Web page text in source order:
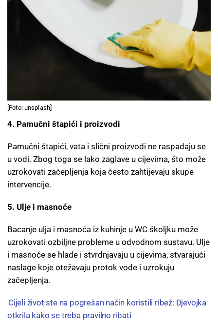
[Foto: unsplash]
4. Pamučni štapići i proizvodi
Pamučni štapići, vata i slični proizvodi ne raspadaju se
u vodi. Zbog toga se lako zaglave u cijevima, što može
uzrokovati začepljenja koja često zahtijevaju skupe
intervencije.
5. Ulje i masnoće
Bacanje ulja i masnoća iz kuhinje u WC školjku može
uzrokovati ozbiljne probleme u odvodnom sustavu. Ulje
i masnoće se hlade i stvrdnjavaju u cijevima, stvarajući
naslage koje otežavaju protok vode i uzrokuju
začepljenja.
Cijeli život ste na pogrešan način koristili ribež: Djevojka
otkrila kako se treba pravilno ribati